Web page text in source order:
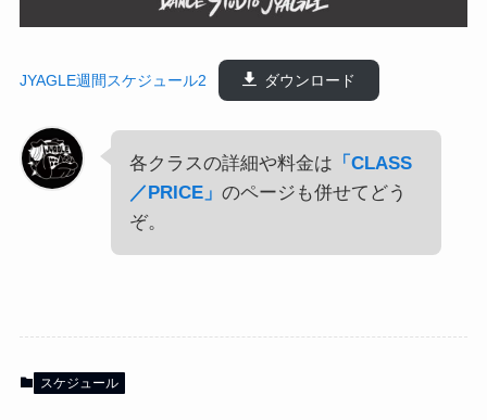
JYAGLE週間スケジュール2 ダウンロード
各クラスの詳細や料金は 「CLASS
／PRICE」 のページも併せてどう
ぞ。
スケジュール